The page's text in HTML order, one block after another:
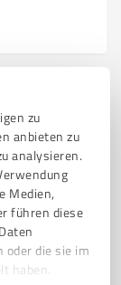
zu
anbieten zu
analysieren.
Medien,
führen diese
oder die sie im
haben.
ein von